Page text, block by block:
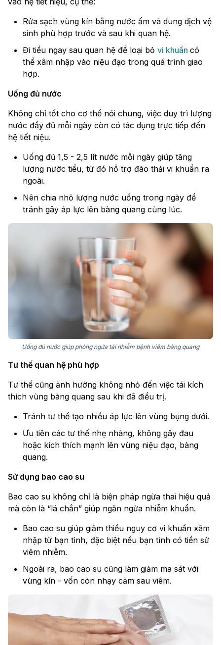
Rửa sạch vùng kín bằng nước ấm và dung dịch vệ
sinh phù hợp trước và sau khi quan hệ.
Đi tiểu ngay sau quan hệ để loại bỏ vi khuẩn có
thể xâm nhập vào niệu đạo trong quá trình giao
hợp.
Uống đủ nước
Không chỉ tốt cho cơ thể nói chung, việc duy trì lượng
nước đầy đủ mỗi ngày còn có tác dụng trực tiếp đến
hệ tiết niệu.
Uống đủ 1,5 - 2,5 lít nước mỗi ngày giúp tăng
lượng nước tiểu, từ đó hỗ trợ đào thải vi khuẩn ra
ngoài.
Nên chia nhỏ lượng nước uống trong ngày để
tránh gây áp lực lên bàng quang cùng lúc.
Uống đủ nước giúp phòng ngừa tái nhiễm bệnh viêm bàng quang
Tư thế quan hệ phù hợp
Tư thế cũng ảnh hưởng không nhỏ đến việc tái kích
thích vùng bàng quang sau khi đã điều trị.
Tránh tư thế tạo nhiều áp lực lên vùng bụng dưới.
Ưu tiên các tư thế nhẹ nhàng, không gây đau
hoặc kích thích mạnh lên vùng niệu đạo, bàng
quang.
Sử dụng bao cao su
Bao cao su không chỉ là biện pháp ngừa thai hiệu quả
mà còn là “lá chắn” giúp ngăn ngừa nhiễm khuẩn.
Bao cao su giúp giảm thiểu nguy cơ vi khuẩn xâm
nhập từ bạn tình, đặc biệt nếu bạn tình có tiền sử
viêm nhiễm.
Ngoài ra, bao cao su cũng làm giảm ma sát với
vùng kín - vốn còn nhạy cảm sau viêm.